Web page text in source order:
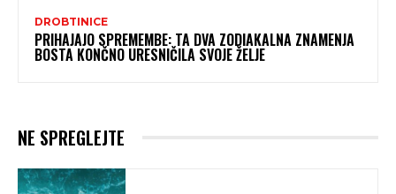
DROBTINICE
PRIHAJAJO SPREMEMBE: TA DVA ZODIAKALNA ZNAMENJA
BOSTA KONČNO URESNIČILA SVOJE ŽELJE
NE SPREGLEJTE